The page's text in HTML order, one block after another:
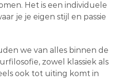
Het is een individuele
je je eigen stijl en passie
we van alles binnen de
zowel klassiek als
ook tot uiting komt in